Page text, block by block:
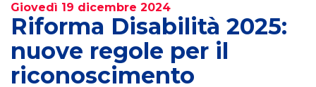
Giovedì 19 dicembre 2024
Riforma Disabilità 2025:
nuove regole per il
riconoscimento